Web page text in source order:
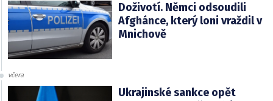
Doživotí. Němci odsoudili
Afghánce, který loni vraždil v
Mnichově
včera
Ukrajinské sankce opět